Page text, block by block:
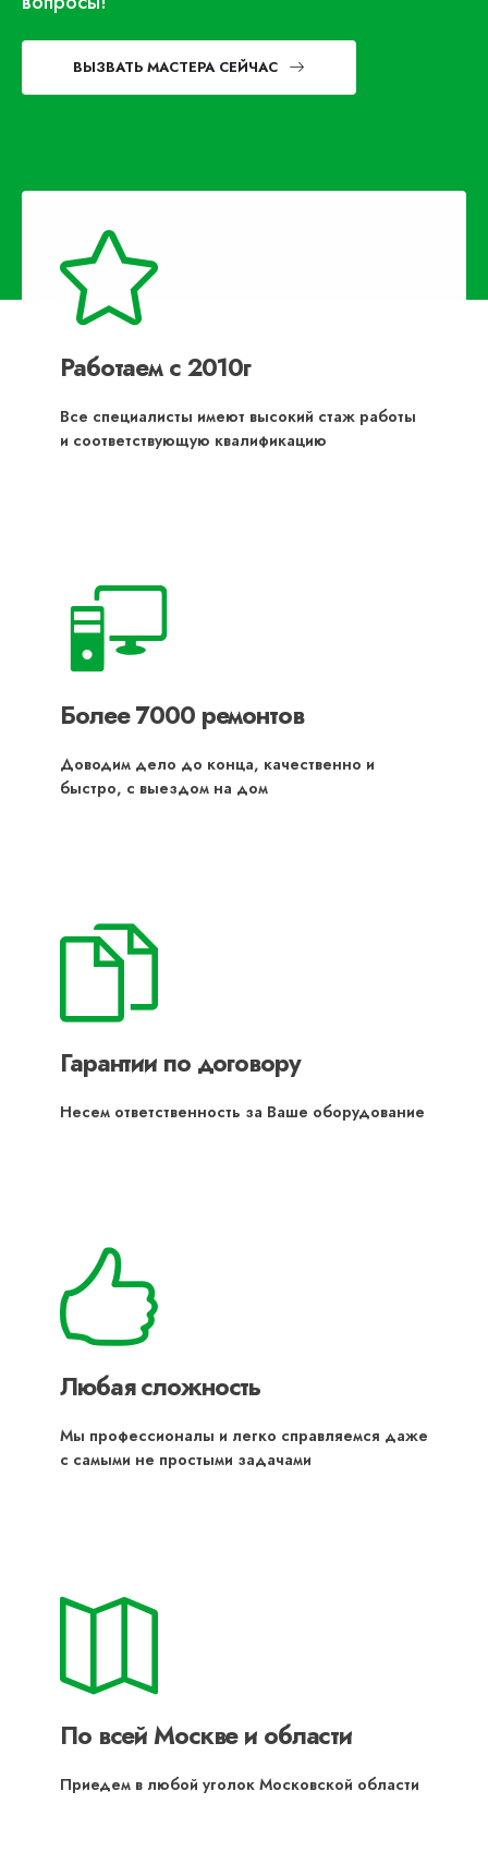
ВЫЗВАТЬ МАСТЕРА СЕЙЧАС
Работаем с 2010г
Все специалисты имеют высокий стаж работы
и соответствующую квалификацию
Более 7000 ремонтов
Доводим дело до конца, качественно и
быстро, с выездом на дом
Гарантии по договору
Несем ответственность за Ваше оборудование
Любая сложность
Мы профессионалы и легко справляемся даже
с самыми не простыми задачами
По всей Москве и области
Приедем в любой уголок Московской области